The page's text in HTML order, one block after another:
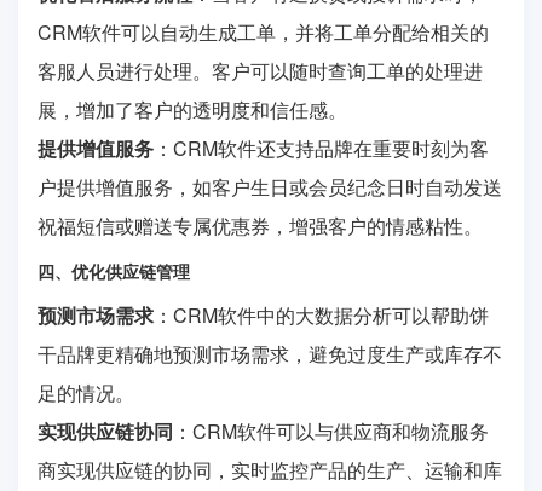
CRM软件可以自动生成工单，并将工单分配给相关的
客服人员进行处理。客户可以随时查询工单的处理进
展，增加了客户的透明度和信任感。
提供增值服务 ：CRM软件还支持品牌在重要时刻为客
户提供增值服务，如客户生日或会员纪念日时自动发送
祝福短信或赠送专属优惠券，增强客户的情感粘性。
四、优化供应链管理
预测市场需求 ：CRM软件中的大数据分析可以帮助饼
干品牌更精确地预测市场需求，避免过度生产或库存不
足的情况。
实现供应链协同 ：CRM软件可以与供应商和物流服务
商实现供应链的协同，实时监控产品的生产、运输和库